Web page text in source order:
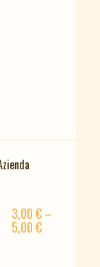
3,00€–
5,00€